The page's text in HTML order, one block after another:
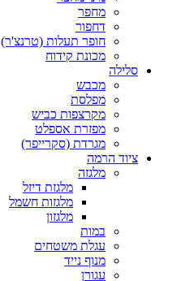
מחפר
דחפור
חופר תעלות (טרנצ'ר)
מכונת קידוח
סלילה
מכבש
מפלסת
מקרצפות כביש
מפזרת אספלט
מגרדת (סקרייפר)
ציוד הרמה
מלגזה
מלגזת דיזל
מלגזות חשמל
מלגזון
במות
עגלת משטחים
מנוף נייד
עגורן